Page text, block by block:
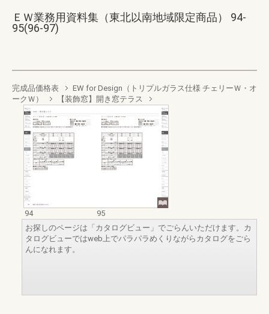
ＥＷ業務用資料集（東北以南地域限定商品） 94-
95(96-97)
完成品価格表
EW for Design（トリプルガラス仕様 チェリーＷ・オ
ークＷ）
【装飾窓】開き窓テラス
94
95
お探しのページは「カタログビュー」でごらんいただけます。カ
タログビューではweb上でパラパラめくりながらカタログをごら
んになれます。